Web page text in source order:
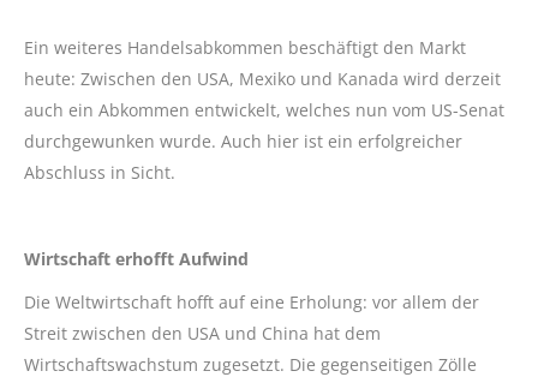
Ein weiteres Handelsabkommen beschäftigt den Markt
heute: Zwischen den USA, Mexiko und Kanada wird derzeit
auch ein Abkommen entwickelt, welches nun vom US-Senat
durchgewunken wurde. Auch hier ist ein erfolgreicher
Abschluss in Sicht.
Wirtschaft erhofft Aufwind
Die Weltwirtschaft hofft auf eine Erholung: vor allem der
Streit zwischen den USA und China hat dem
Wirtschaftswachstum zugesetzt. Die gegenseitigen Zölle